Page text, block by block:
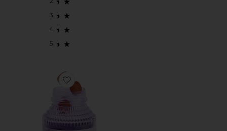
Favorite SUPLEMENTOS TONE METABOLISM